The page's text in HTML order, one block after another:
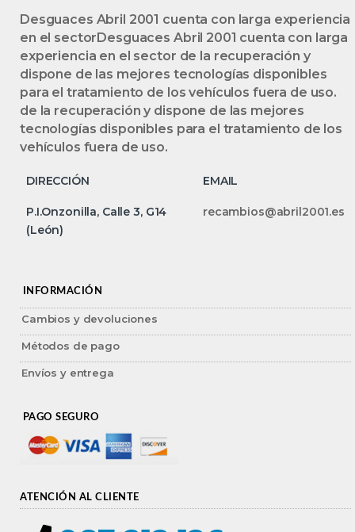
Desguaces Abril 2001 cuenta con larga experiencia
en el sectorDesguaces Abril 2001 cuenta con larga
experiencia en el sector de la recuperación y
dispone de las mejores tecnologías disponibles
para el tratamiento de los vehículos fuera de uso.
de la recuperación y dispone de las mejores
tecnologías disponibles para el tratamiento de los
vehículos fuera de uso.
DIRECCIÓN EMAIL
P.I.Onzonilla, Calle 3, G14
(León)
recambios@abril2001.es
INFORMACIÓN
Cambios y devoluciones
Métodos de pago
Envíos y entrega
PAGO SEGURO
ATENCIÓN AL CLIENTE